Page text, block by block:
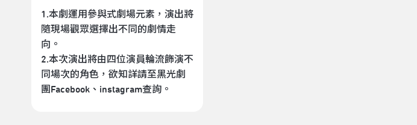
1.本劇運用參與式劇場元素，演出將
隨現場觀眾選擇出不同的劇情走
向。
2.本次演出將由四位演員輪流飾演不
同場次的角色，欲知詳請至黑光劇
團Facebook、instagram查詢。